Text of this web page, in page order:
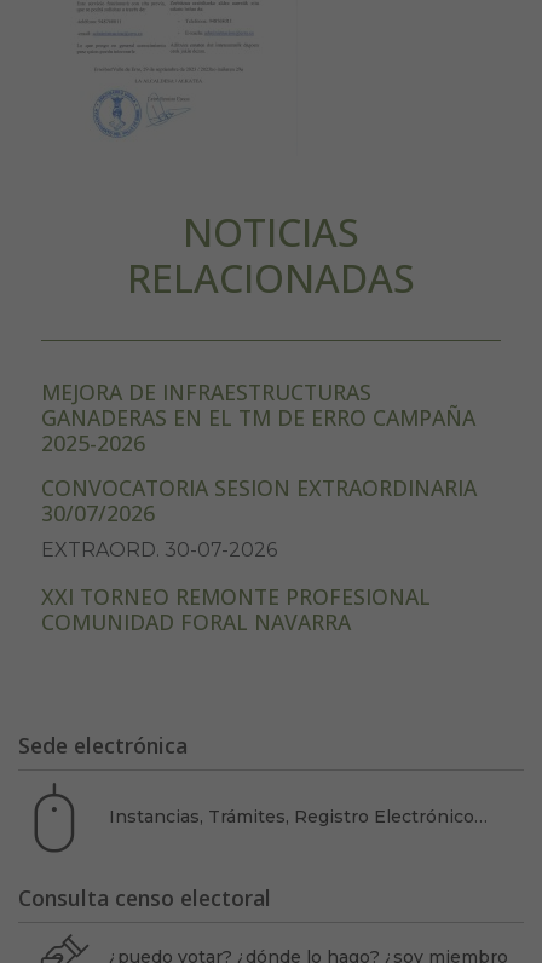
NOTICIAS
RELACIONADAS
MEJORA DE INFRAESTRUCTURAS
GANADERAS EN EL TM DE ERRO CAMPAÑA
2025-2026
CONVOCATORIA SESION EXTRAORDINARIA
30/07/2026
EXTRAORD. 30-07-2026
XXI TORNEO REMONTE PROFESIONAL
COMUNIDAD FORAL NAVARRA
Sede electrónica
Instancias, Trámites, Registro Electrónico…
Consulta censo electoral
¿puedo votar? ¿dónde lo hago? ¿soy miembro